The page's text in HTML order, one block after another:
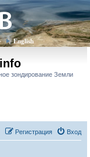
English
зондирование Земли
Вход
Регистрация